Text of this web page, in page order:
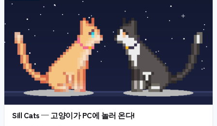
Sill Cats — 고양이가 PC에 놀러 온다!